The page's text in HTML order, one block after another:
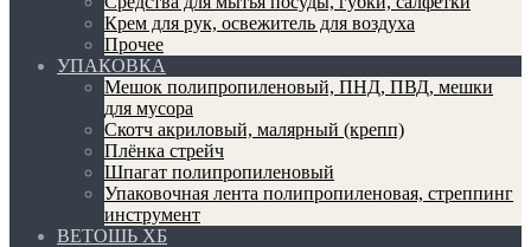
Крем для рук, освежитель для воздуха
Прочее
УПАКОВКА
Мешок полипропиленовый, ПНД, ПВД, мешки
для мусора
Скотч акриловый, малярный (крепп)
Плёнка стрейч
Шпагат полипропиленовый
Упаковочная лента полипропиленовая, стреппинг
инструмент
ВЕТОШЬ ХБ